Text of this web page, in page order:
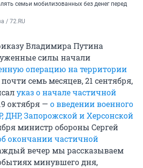
семьи мобилизованных без денег перед
/ 72.RU
Владимира Путина
силы начали
операцию на территории
почти семь месяцев, 21 сентября,
указ о начале частичной
октября — о введении военного
ДНР, Запорожской и Херсонской
министр обороны Сергей
окончании частичной
вечер мы рассказываем
минувшего дня,